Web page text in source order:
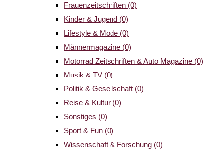
Frauenzeitschriften (0)
Kinder & Jugend (0)
Lifestyle & Mode (0)
Männermagazine (0)
Motorrad Zeitschriften & Auto Magazine (0)
Musik & TV (0)
Politik & Gesellschaft (0)
Reise & Kultur (0)
Sonstiges (0)
Sport & Fun (0)
Wissenschaft & Forschung (0)